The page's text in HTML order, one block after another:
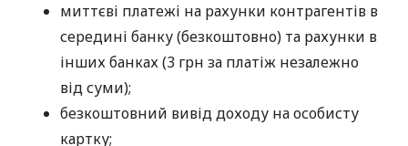
миттєві платежі на рахунки контрагентів в
середині банку (безкоштовно) та рахунки в
інших банках (3 грн за платіж незалежно
від суми);
безкоштовний вивід доходу на особисту
картку;